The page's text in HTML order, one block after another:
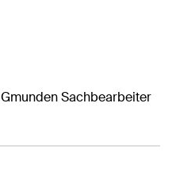
Sachbearbeiter